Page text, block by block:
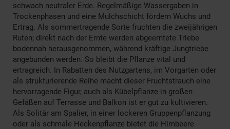
schwach neutraler Erde. Regelmäßige Wassergaben in
Trockenphasen und eine Mulchschicht fördern Wuchs und
Ertrag. Als sommertragende Sorte fruchten die zweijährigen
Ruten; direkt nach der Ernte werden abgeerntete Triebe
bodennah herausgenommen, während kräftige Jungtriebe
angebunden werden. So bleibt die Pflanze vital und
ertragreich. In Rabatten des Nutzgartens, im Vorgarten oder
als strukturierende Reihe macht dieser Fruchtstrauch eine
hervorragende Figur, auch als Kübelpflanze in großen
Gefäßen auf Terrasse und Balkon ist er gut zu kultivieren.
Als Solitär am Spalier, in einer lockeren Gruppenpflanzung
oder als schmale Heckenpflanze bietet die Himbeere